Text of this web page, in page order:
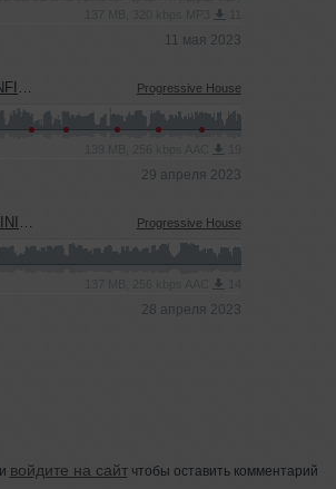
11 мая 2023
Progressive House
29 апреля 2023
Progressive House
28 апреля 2023
войдите на сайтчтобы оставить комментарий